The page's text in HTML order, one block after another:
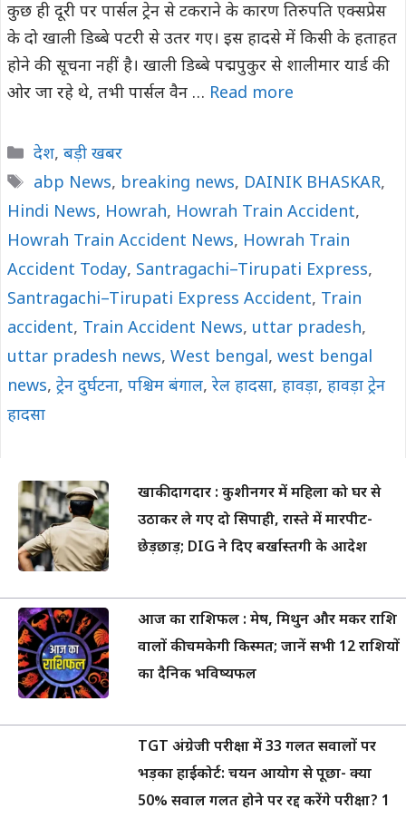
कुछ ही दूरी पर पार्सल ट्रेन से टकराने के कारण तिरुपति एक्सप्रेस
के दो खाली डिब्बे पटरी से उतर गए। इस हादसे में किसी के हताहत
होने की सूचना नहीं है। खाली डिब्बे पद्मपुकुर से शालीमार यार्ड की
ओर जा रहे थे, तभी पार्सल वैन … Read more
Categories
देश, बड़ी खबर
Tags
abp News, breaking news, DAINIK BHASKAR,
Hindi News, Howrah, Howrah Train Accident,
Howrah Train Accident News, Howrah Train
Accident Today, Santragachi–Tirupati Express,
Santragachi–Tirupati Express Accident, Train
accident, Train Accident News, uttar pradesh,
uttar pradesh news, West bengal, west bengal
news, ट्रेन दुर्घटना, पश्चिम बंगाल, रेल हादसा, हावड़ा, हावड़ा ट्रेन
हादसा
खाकी दागदार : कुशीनगर में महिला को घर से
उठाकर ले गए दो सिपाही, रास्ते में मारपीट-
छेड़छाड़; DIG ने दिए बर्खास्तगी के आदेश
आज का राशिफल : मेष, मिथुन और मकर राशि
वालों की चमकेगी किस्मत; जानें सभी 12 राशियों
का दैनिक भविष्यफल
TGT अंग्रेजी परीक्षा में 33 गलत सवालों पर
भड़का हाईकोर्ट: चयन आयोग से पूछा- क्या
50% सवाल गलत होने पर रद्द करेंगे परीक्षा? 1